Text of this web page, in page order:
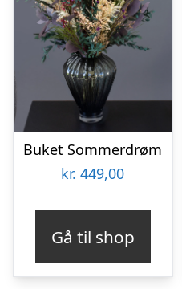
Buket Sommerdrøm
kr. 449,00
Gå til shop